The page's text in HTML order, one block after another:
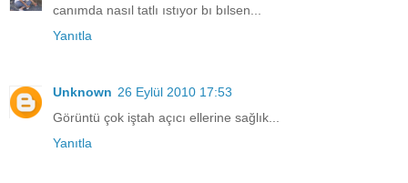
canımda nasıl tatlı ıstıyor bı bılsen...
Yanıtla
Unknown 26 Eylül 2010 17:53
Görüntü çok iştah açıcı ellerine sağlık...
Yanıtla